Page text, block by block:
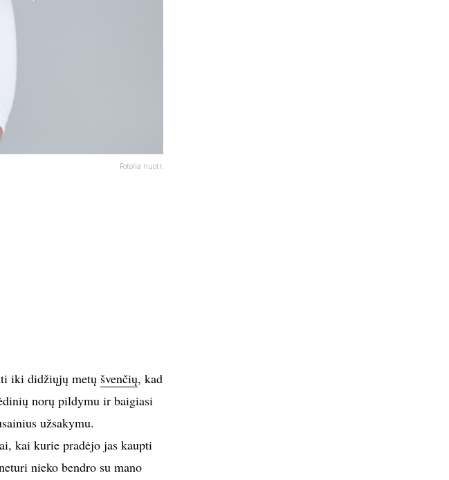
Fotolia nuotr.
iki didžiųjų metų švenčių, kad
norų pildymu ir baigiasi
užsakymu.
kai kurie pradėjo jas kaupti
nieko bendro su mano